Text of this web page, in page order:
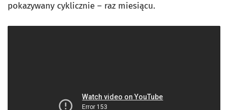
pokazywany cyklicznie – raz miesiącu.